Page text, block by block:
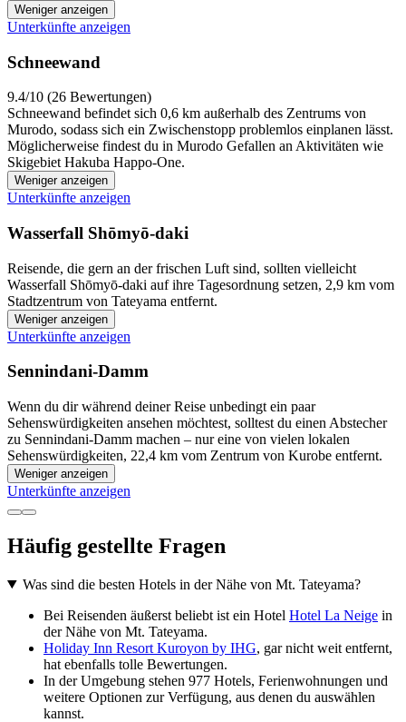
Weniger anzeigen
Unterkünfte anzeigen
Schneewand
9.4/10 (26 Bewertungen)
Schneewand befindet sich 0,6 km außerhalb des Zentrums von
Murodo, sodass sich ein Zwischenstopp problemlos einplanen lässt.
Möglicherweise findest du in Murodo Gefallen an Aktivitäten wie
Skigebiet Hakuba Happo-One.
Weniger anzeigen
Unterkünfte anzeigen
Wasserfall Shōmyō-daki
Reisende, die gern an der frischen Luft sind, sollten vielleicht
Wasserfall Shōmyō-daki auf ihre Tagesordnung setzen, 2,9 km vom
Stadtzentrum von Tateyama entfernt.
Weniger anzeigen
Unterkünfte anzeigen
Sennindani-Damm
Wenn du dir während deiner Reise unbedingt ein paar
Sehenswürdigkeiten ansehen möchtest, solltest du einen Abstecher
zu Sennindani-Damm machen – nur eine von vielen lokalen
Sehenswürdigkeiten, 22,4 km vom Zentrum von Kurobe entfernt.
Weniger anzeigen
Unterkünfte anzeigen
Häufig gestellte Fragen
Was sind die besten Hotels in der Nähe von Mt. Tateyama?
Bei Reisenden äußerst beliebt ist ein Hotel Hotel La Neige in
der Nähe von Mt. Tateyama.
Holiday Inn Resort Kuroyon by IHG, gar nicht weit entfernt,
hat ebenfalls tolle Bewertungen.
In der Umgebung stehen 977 Hotels, Ferienwohnungen und
weitere Optionen zur Verfügung, aus denen du auswählen
kannst.